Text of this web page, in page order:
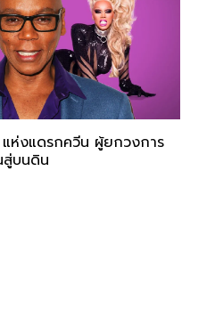
ห่งแดรกควีน ผู้ยกวงการ
สู่บนดิน